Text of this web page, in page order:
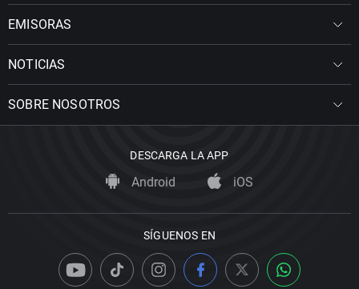
EMISORAS
NOTICIAS
SOBRE NOSOTROS
DESCARGA LA APP
Android iOS
SÍGUENOS EN